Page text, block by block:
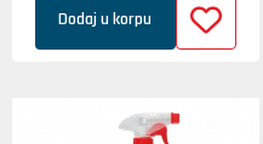
Dodaj u korpu